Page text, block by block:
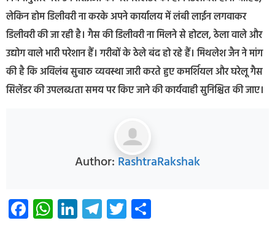
लेकिन होम डिलीवरी ना करके अपने कार्यालय में लंबी लाईन लगवाकर
डिलीवरी की जा रही है। गैस की डिलीवरी ना मिलने से होटल, ठेला वाले और
उद्योग वाले भारी परेशान हैं। गरीबों के ठेले बंद हो रहे हैं। मिथलेश जैन ने मांग
की है कि अविलंब सुचारु व्यवस्था जारी करते हुए कमर्शियल और घरेलू गैस
सिलेंडर की उपलब्धता समय पर किए जाने की कार्यवाही सुनिश्चित की जाए।
Author: RashtraRakshak
Facebook
WhatsApp
LinkedIn
Telegram
Twitter